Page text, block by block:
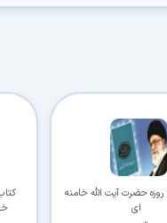
روزه حضرت آیت الله خامنه
ای